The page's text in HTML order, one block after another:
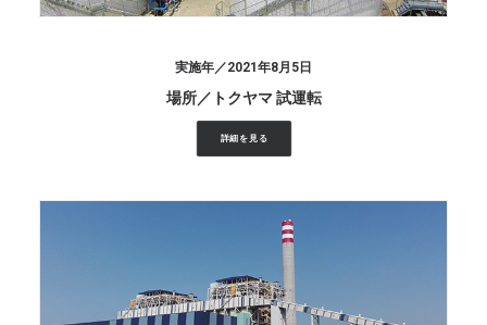
2021年8月5日
トクヤマ 試運転
詳細を見る